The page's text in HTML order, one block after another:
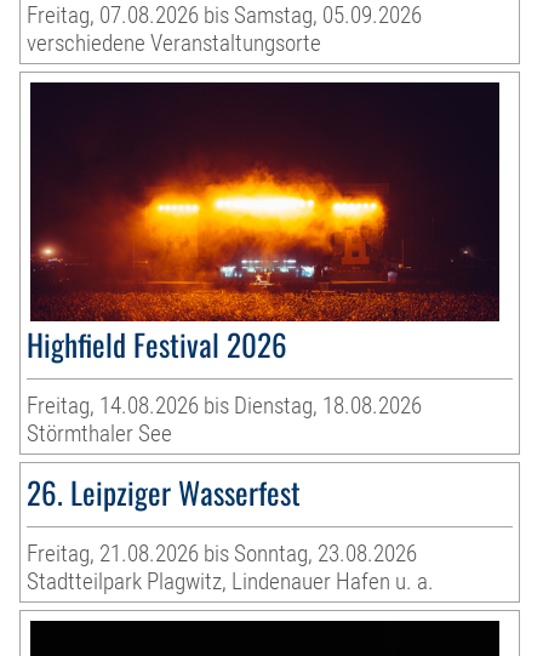
Freitag, 07.08.2026 bis Samstag, 05.09.2026
verschiedene Veranstaltungsorte
Highfield Festival 2026
Freitag, 14.08.2026 bis Dienstag, 18.08.2026
Störmthaler See
26. Leipziger Wasserfest
Freitag, 21.08.2026 bis Sonntag, 23.08.2026
Stadtteilpark Plagwitz, Lindenauer Hafen u. a.